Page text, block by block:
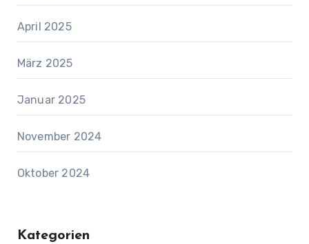
April 2025
März 2025
Januar 2025
November 2024
Oktober 2024
Kategorien